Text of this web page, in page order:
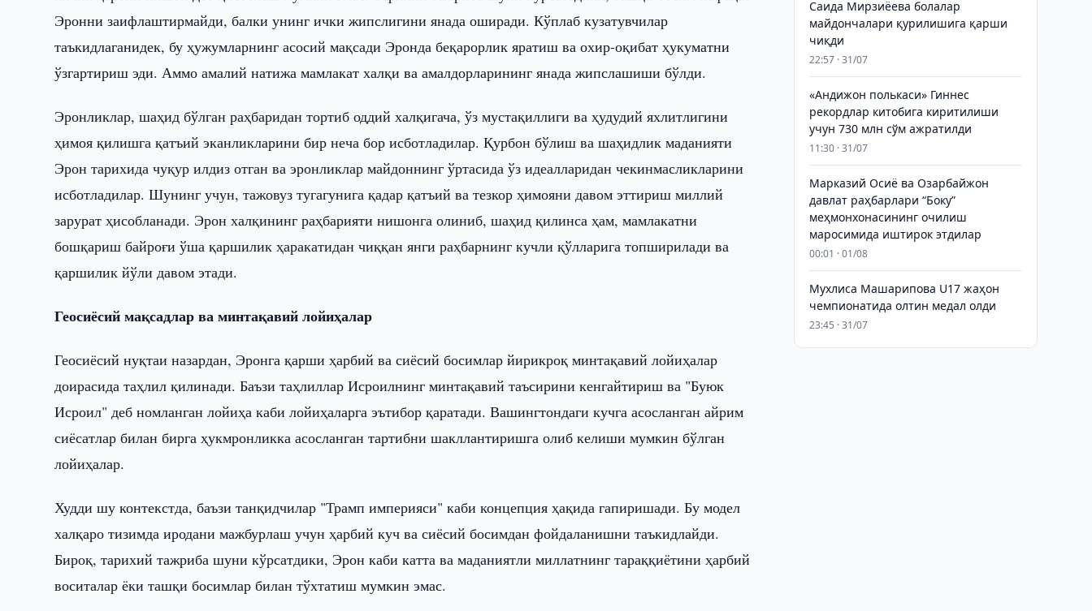
Эронни заифлаштирмайди, балки унинг ички жипслигини янада оширади. Кўплаб кузатувчилар
таъкидлаганидек, бу ҳужумларнинг асосий мақсади Эронда беқарорлик яратиш ва охир-оқибат ҳукуматни
ўзгартириш эди. Аммо амалий натижа мамлакат халқи ва амалдорларининг янада жипслашиши бўлди.
Эронликлар, шаҳид бўлган раҳбаридан тортиб оддий халқигача, ўз мустақиллиги ва ҳудудий яхлитлигини
ҳимоя қилишга қатъий эканликларини бир неча бор исботладилар. Қурбон бўлиш ва шаҳидлик маданияти
Эрон тарихида чуқур илдиз отган ва эронликлар майдоннинг ўртасида ўз идеалларидан чекинмасликларини
исботладилар. Шунинг учун, тажовуз тугагунига қадар қатъий ва тезкор ҳимояни давом эттириш миллий
зарурат ҳисобланади. Эрон халқининг раҳбарияти нишонга олиниб, шаҳид қилинса ҳам, мамлакатни
бошқариш байроғи ўша қаршилик ҳаракатидан чиққан янги раҳбарнинг кучли қўлларига топширилади ва
қаршилик йўли давом этади.
Геосиёсий мақсадлар ва минтақавий лойиҳалар
Геосиёсий нуқтаи назардан, Эронга қарши ҳарбий ва сиёсий босимлар йирикроқ минтақавий лойиҳалар
доирасида таҳлил қилинади. Баъзи таҳлиллар Исроилнинг минтақавий таъсирини кенгайтириш ва "Буюк
Исроил" деб номланган лойиҳа каби лойиҳаларга эътибор қаратади. Вашингтондаги кучга асосланган айрим
сиёсатлар билан бирга ҳукмронликка асосланган тартибни шакллантиришга олиб келиши мумкин бўлган
лойиҳалар.
Худди шу контекстда, баъзи танқидчилар "Трамп империяси" каби концепция ҳақида гапиришади. Бу модел
халқаро тизимда иродани мажбурлаш учун ҳарбий куч ва сиёсий босимдан фойдаланишни таъкидлайди.
Бироқ, тарихий тажриба шуни кўрсатдики, Эрон каби катта ва маданиятли миллатнинг тараққиётини ҳарбий
воситалар ёки ташқи босимлар билан тўхтатиш мумкин эмас.
Саида Мирзиёева болалар
майдончалари қурилишига қарши
чиқди
22:57 · 31/07
«Андижон полькаси» Гиннес
рекордлар китобига киритилиши
учун 730 млн сўм ажратилди
11:30 · 31/07
Марказий Осиё ва Озарбайжон
давлат раҳбарлари “Боку”
меҳмонхонасининг очилиш
маросимида иштирок этдилар
00:01 · 01/08
Мухлиса Машарипова U17 жаҳон
чемпионатида олтин медал олди
23:45 · 31/07